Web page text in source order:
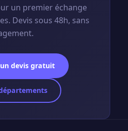
un premier échange
Devis sous 48h, sans
devis gratuit